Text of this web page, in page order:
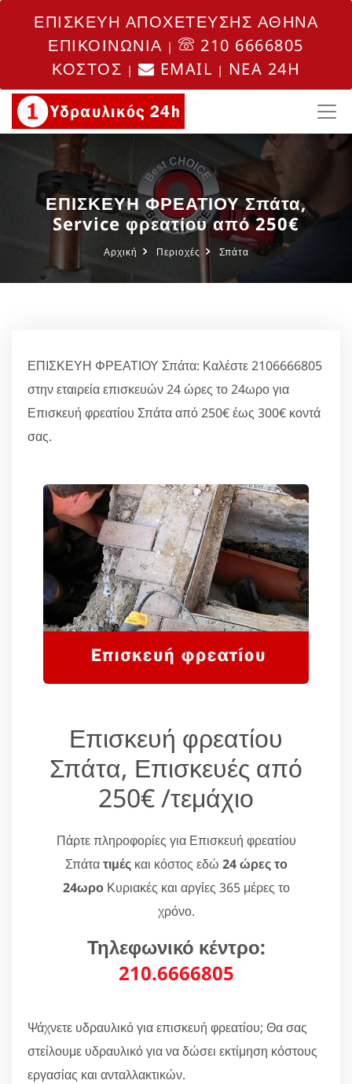
ΕΠΙΣΚΕΥΗ ΑΠΟΧΕΤΕΥΣΗΣ ΑΘΗΝΑ
ΕΠΙΚΟΙΝΩΝΙΑ |
210 6666805
ΚΟΣΤΟΣ | EMAIL | NEA 24H
ΕΠΙΣΚΕΥΗ ΦΡΕΑΤΙΟΥ Σπάτα,
Service φρεατίου από 250€
Αρχική Περιοχές Σπάτα
ΕΠΙΣΚΕΥΗ ΦΡΕΑΤΙΟΥ Σπάτα: Καλέστε 2106666805
στην εταιρεία επισκευών 24 ώρες το 24ωρο για
Επισκευή φρεατίου Σπάτα από 250€ έως 300€ κοντά
σας.
Επισκευή φρεατίου
Σπάτα, Επισκευές από
250€ /τεμάχιο
Πάρτε πληροφορίες για Επισκευή φρεατίου
Σπάτατιμέςκαι κόστος εδώ 24 ώρες το
24ωροΚυριακές και αργίες 365 μέρες το
χρόνο.
Τηλεφωνικό κέντρο:
210.6666805
Ψάχνετε υδραυλικό για επισκευή φρεατίου; Θα σας
στείλουμε υδραυλικό για να δώσει εκτίμηση κόστους
εργασίας και ανταλλακτικών.